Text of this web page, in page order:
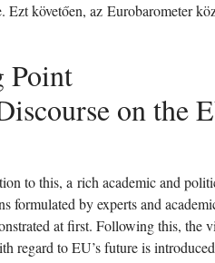
követően, az Eurobarometer
Point
on the
to this, a rich academic and
formulated by experts and
at first. Following this, the
regard to EU’s future is